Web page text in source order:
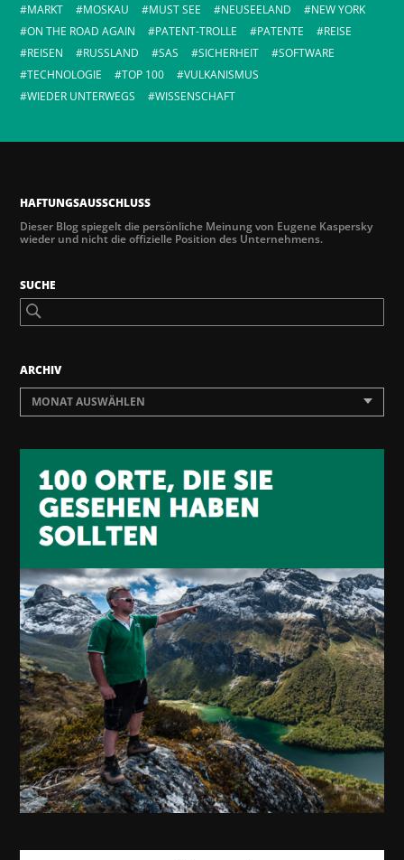
MARKT
MOSKAU MUST SEE NEUSEELAND
NEW YORK
ON THE ROAD AGAIN
PATENT-TROLLE PATENTE
REISE
REISEN
RUSSLAND SAS SICHERHEIT
SOFTWARE
TECHNOLOGIE
TOP 100
VULKANISMUS
WIEDER UNTERWEGS
WISSENSCHAFT
HAFTUNGSAUSSCHLUSS
Dieser Blog spiegelt die persönliche Meinung von Eugene Kaspersky
wieder und nicht die offizielle Position des Unternehmens.
SUCHE
ARCHIV
MONAT AUSWÄHLEN